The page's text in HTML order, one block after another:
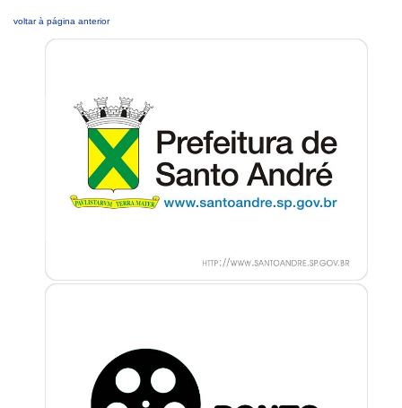
voltar à página anterior